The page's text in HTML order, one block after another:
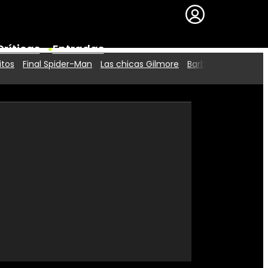
Entradas
Premios
Final Spider-Man Las chicas Gilmore Barbie 2